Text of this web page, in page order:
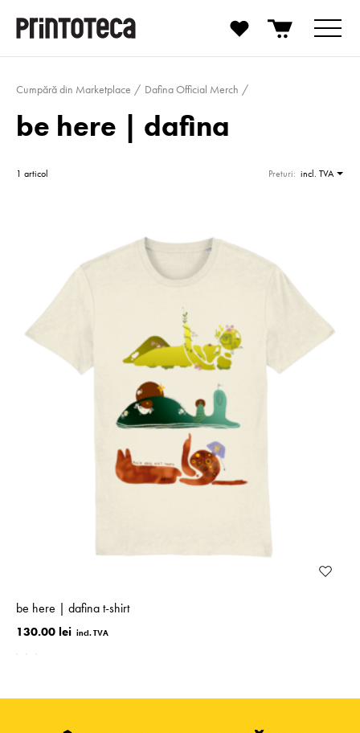
Cumpără din Marketplace Dafina Official Merch
be here | dafina
1 articol Preturi: incl. TVA
be here | dafina t-shirt
130.00 lei